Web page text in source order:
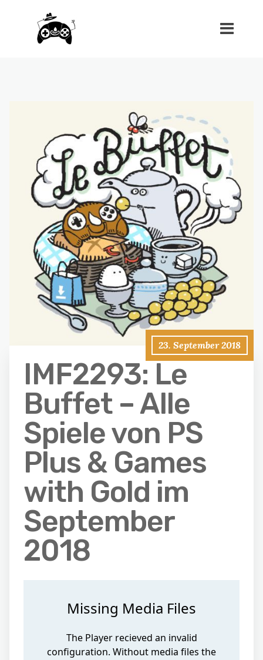
23. September 2018
IMF2293: Le
Buffet – Alle
Spiele von PS
Plus & Games
with Gold im
September
2018